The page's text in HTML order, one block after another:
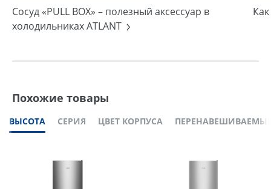
Сосуд «PULL BOX» – полезный аксессуар в
холодильниках ATLANT
Похожие товары
ВЫСОТА СЕРИЯ ЦВЕТ КОРПУСА